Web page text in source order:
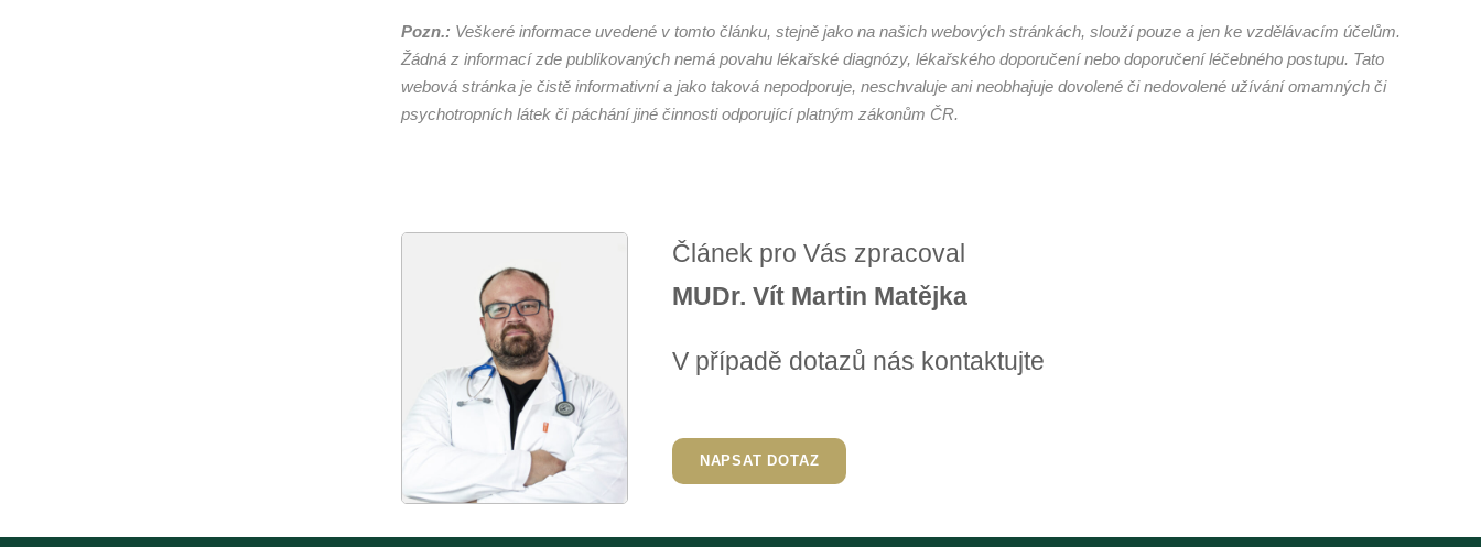
Pozn.: Veškeré informace uvedené v tomto článku, stejně jako na našich webových stránkách, slouží pouze a jen ke vzdělávacím účelům.
Žádná z informací zde publikovaných nemá povahu lékařské diagnózy, lékařského doporučení nebo doporučení léčebného postupu. Tato
webová stránka je čistě informativní a jako taková nepodporuje, neschvaluje ani neobhajuje dovolené či nedovolené užívání omamných či
psychotropních látek či páchání jiné činnosti odporující platným zákonům ČR.
Článek pro Vás zpracoval
MUDr. Vít Martin Matějka
V případě dotazů nás kontaktujte
NAPSAT DOTAZ